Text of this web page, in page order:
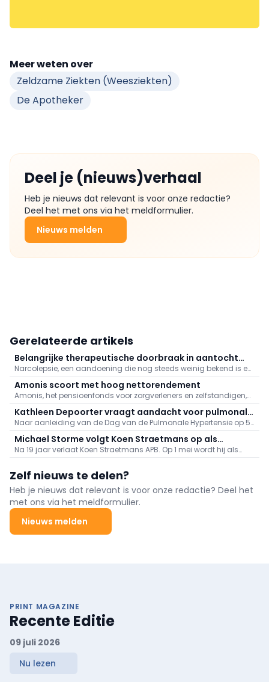
Meer weten over
Zeldzame Ziekten (weesziekten)
De Apotheker
Deel je (nieuws)verhaal
Heb je nieuws dat relevant is voor onze redactie?
Deel het met ons via het meldformulier.
Nieuws melden
Gerelateerde artikels
Belangrijke therapeutische doorbraak in aantocht
voor narcolepsie
Narcolepsie, een aandoening die nog steeds weinig bekend is en
vaak pas laat wordt gediagnosticeerd, heeft een ingrijpende
invloed op het dagelijks leven van patiënten.
Amonis scoort met hoog nettorendement
Amonis, het pensioenfonds voor zorgverleners en zelfstandigen,
sluit 2025 af met sterke resultaten en viert bijna 60 jaar bestaan.
Kathleen Depoorter vraagt aandacht voor pulmonale
hypertensie
Naar aanleiding van de Dag van de Pulmonale Hypertensie op 5
mei vraagt federaal parlementslid Kathleen Depoorter meer
aandacht voor deze ernstige en zeldzame aandoening én voor
een betere toegang tot innovatieve behandelingen voor
patiënten.
Michael Storme volgt Koen Straetmans op als
voorzitter van APB
Na 19 jaar verlaat Koen Straetmans APB. Op 1 mei wordt hij als
voorzitter opgevolgd door huidig ondervoorzitter Michael Storme.
Dat besliste het bestuursorgaan van APB woensdagavond.
Zelf nieuws te delen?
Heb je nieuws dat relevant is voor onze redactie? Deel het
met ons via het meldformulier.
Nieuws melden
PRINT MAGAZINE
Recente Editie
09 juli 2026
Nu lezen